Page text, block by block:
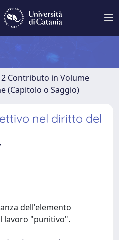
2 Contributo in Volume
(Capitolo o Saggio)
nel diritto del
dell'elemento
lavoro "punitivo".